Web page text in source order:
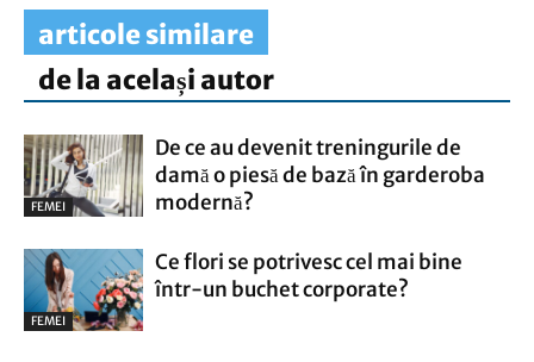
articole similare
de la același autor
FEMEI
De ce au devenit treningurile de
damă o piesă de bază în garderoba
modernă?
FEMEI
Ce flori se potrivesc cel mai bine
într-un buchet corporate?